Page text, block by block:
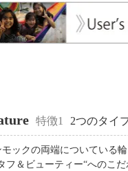
特徴1 2つのタイ
モックの両端についている
フ＆ビューティー“へのこ